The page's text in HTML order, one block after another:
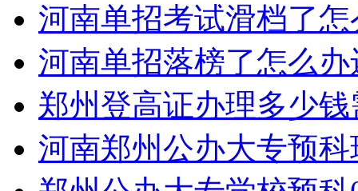
河南单招考试滑档了
河南单招落榜了怎么
郑州登高证办理多少
河南郑州公办大专预